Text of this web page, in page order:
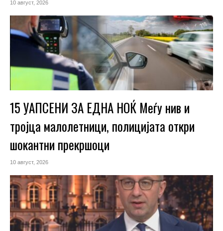
10 август, 2026
15 УАПСЕНИ ЗА ЕДНА НОЌ Меѓу нив и
тројца малолетници, полицијата откри
шокантни прекршоци
10 август, 2026